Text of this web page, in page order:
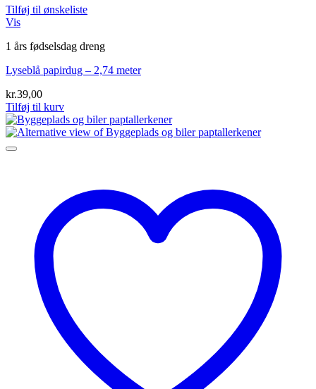
Tilføj til ønskeliste
Vis
1 års fødselsdag dreng
Lyseblå papirdug – 2,74 meter
kr.39,00
Tilføj til kurv